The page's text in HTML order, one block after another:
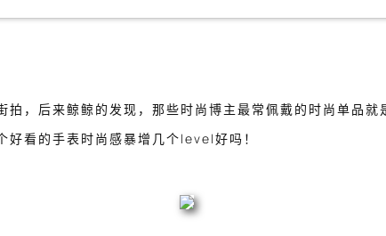
，后来鲸鲸的发现，那些时尚博主最常佩戴的时尚单品就
看的手表时尚感暴增几个level好吗！